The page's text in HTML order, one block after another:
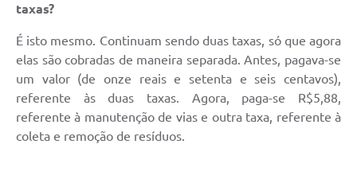
taxas?
É isto mesmo. Continuam sendo duas taxas, só que agora
elas são cobradas de maneira separada. Antes, pagava-se
um valor (de onze reais e setenta e seis centavos),
referente às duas taxas. Agora, paga-se R$5,88,
referente à manutenção de vias e outra taxa, referente à
coleta e remoção de resíduos.